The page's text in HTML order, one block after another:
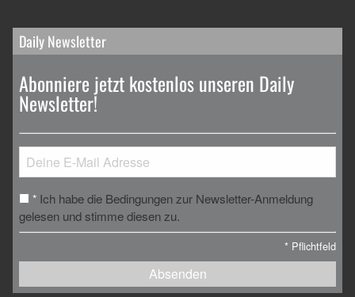
Daily Newsletter
Abonniere jetzt kostenlos unseren Daily
Newsletter!
* Ich habe die Bedingungen zur Newsletter-Anmeldung
gelesen und stimme diesen zu.
* Pflichtfeld
Absenden